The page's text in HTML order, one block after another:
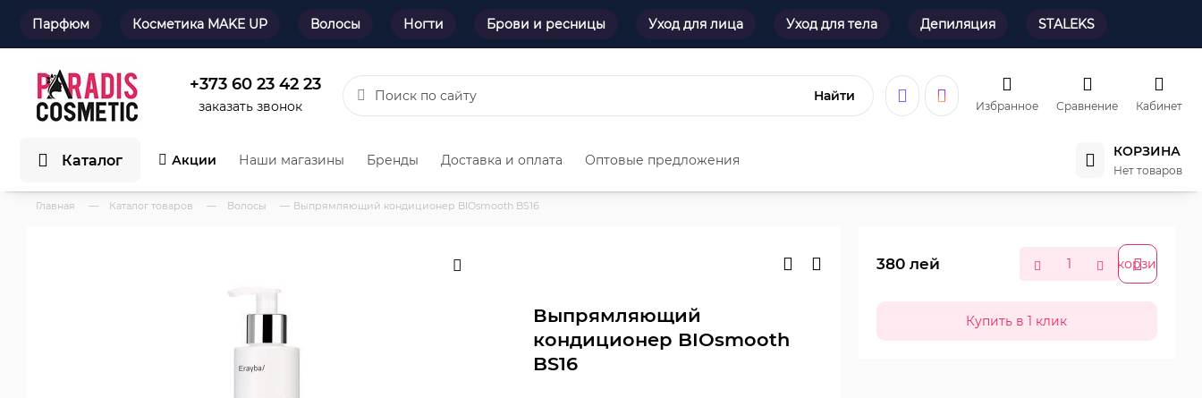
Парфюм Косметика MAKE UP Волосы Ногти Брови и ресницы Уход для лица Уход для тела Депиляция STALEKS
+373 60 23 42 23
заказать звонок
Найти
Избранное Сравнение Кабинет
Каталог Акции Наши магазины Бренды Доставка и оплата Оптовые предложения
КОРЗИНА
Нет товаров
Главная — Каталог товаров — Волосы — Выпрямляющий кондиционер BIOsmooth BS16
380лей В корзину
Выпрямляющий
кондиционер BIOsmooth
BS16